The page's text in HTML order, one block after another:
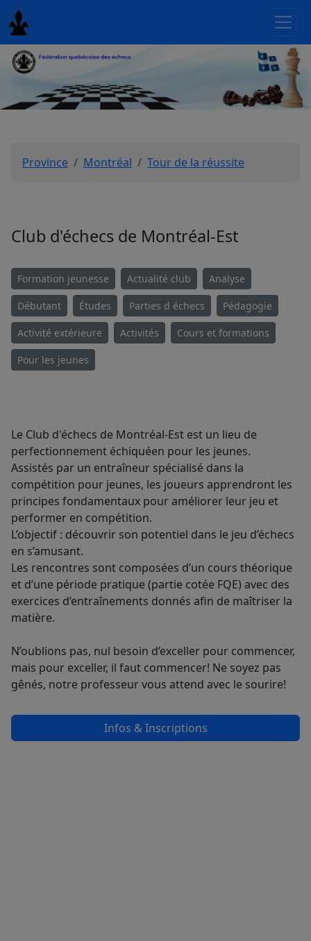
Province Montréal Tour de la réussite
Club d'échecs de Montréal-Est
Formation jeunesse Actualité club Analyse
Débutant Études Parties d échecs Pédagogie
Activité extérieure Activités Cours et formations
Pour les jeunes
Le Club d'échecs de Montréal-Est est un lieu de
perfectionnement échiquéen pour les jeunes.
Assistés par un entraîneur spécialisé dans la
compétition pour jeunes, les joueurs apprendront les
principes fondamentaux pour améliorer leur jeu et
performer en compétition.
L’objectif : découvrir son potentiel dans le jeu d’échecs
en s’amusant.
Les rencontres sont composées d’un cours théorique
et d’une période pratique (partie cotée FQE) avec des
exercices d’entraînements donnés afin de maîtriser la
matière.
N’oublions pas, nul besoin d’exceller pour commencer,
mais pour exceller, il faut commencer! Ne soyez pas
gênés, notre professeur vous attend avec le sourire!
Infos & Inscriptions